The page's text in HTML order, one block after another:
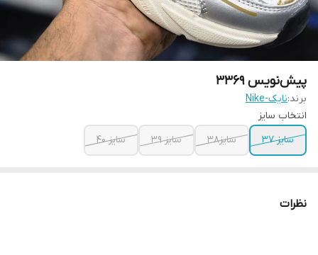
پیش‌نویس ۳۳۶۹
برند:نایک-Nike
انتخاب سایز
سایز 37
سایز38 سایز 39 سایز 40
نظرات